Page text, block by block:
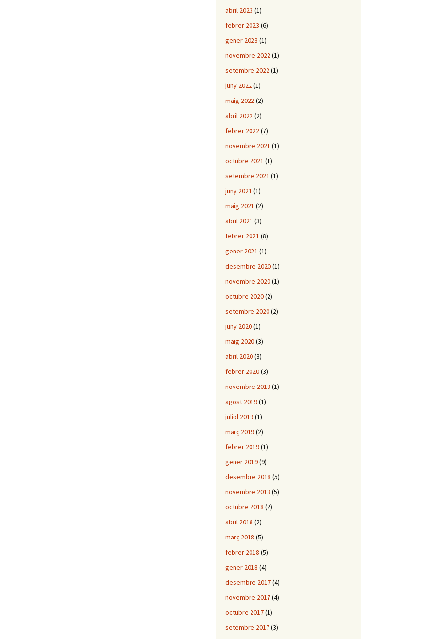
abril 2023 (1)
febrer 2023 (6)
gener 2023 (1)
novembre 2022(1)
setembre 2022(1)
juny 2022(1)
maig 2022(2)
abril 2022(2)
febrer 2022(7)
novembre 2021 (1)
octubre 2021 (1)
setembre 2021 (1)
juny 2021 (1)
maig 2021 (2)
abril 2021 (3)
febrer 2021 (8)
gener 2021 (1)
desembre 2020(1)
novembre 2020(1)
octubre 2020(2)
setembre 2020(2)
juny 2020(1)
maig 2020(3)
abril 2020(3)
febrer 2020(3)
novembre 2019(1)
agost 2019(1)
juliol 2019(1)
març 2019(2)
febrer 2019(1)
gener 2019(9)
desembre 2018 (5)
novembre 2018 (5)
octubre 2018 (2)
abril 2018 (2)
març 2018 (5)
febrer 2018 (5)
gener 2018 (4)
desembre 2017(4)
novembre 2017(4)
octubre 2017(1)
setembre 2017(3)